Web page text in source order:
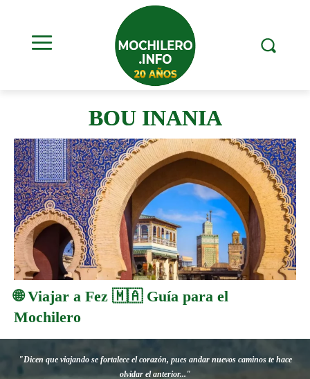
BOU INANIA
🌐 Viajar a Fez 🇲🇦 Guía para el
Mochilero
"Dicen que viajando se fortalece el corazón, pues andar nuevos caminos te hace
olvidar el anterior..."